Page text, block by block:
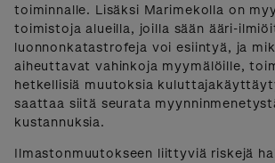
toiminnalle. Lisäksi Marimekolla on
toimistoja alueilla, joilla sään ääri-
luonnonkatastrofeja voi esiintyä, ja
aiheuttavat vahinkoja myymälöille,
hetkellisiä muutoksia
saattaa siitä seurata
kustannuksia.
Ilmastonmuutokseen liittyviä riskejä